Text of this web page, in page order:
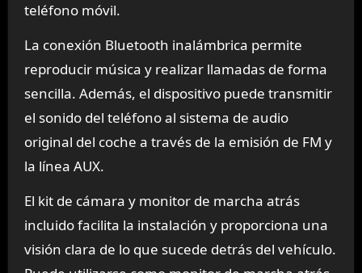
teléfono móvil.
La conexión Bluetooth inalámbrica permite
reproducir música y realizar llamadas de forma
sencilla. Además, el dispositivo puede transmitir
el sonido del teléfono al sistema de audio
original del coche a través de la emisión de FM y
la línea AUX.
El kit de cámara y monitor de marcha atrás
incluido facilita la instalación y proporciona una
visión clara de lo que sucede detrás del vehículo.